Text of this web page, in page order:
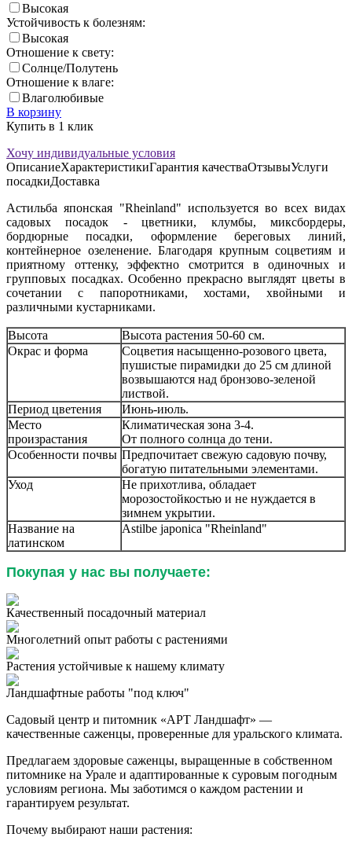
Высокая
Устойчивость к болезням:
Высокая
Отношение к свету:
Солнце/Полутень
Отношение к влаге:
Влаголюбивые
В корзину
Купить в 1 клик
Хочу индивидуальные условия
ОписаниеХарактеристикиГарантия качестваОтзывыУслуги
посадкиДоставка
Астильба японская "Rheinland" используется во всех видах
садовых посадок - цветники, клумбы, миксбордеры,
бордюрные посадки, оформление береговых линий,
контейнерное озеленение. Благодаря крупным соцветиям и
приятному оттенку, эффектно смотрится в одиночных и
групповых посадках. Особенно прекрасно выглядят цветы в
сочетании с папоротниками, хостами, хвойными и
различными кустарниками.
Высота
Высота растения 50-60 см.
Окрас и форма
Соцветия насыщенно-розового цвета,
пушистые пирамидки до 25 см длиной
возвышаются над бронзово-зеленой
листвой.
Период цветения
Июнь-июль.
Место
произрастания
Климатическая зона 3-4.
От полного солнца до тени.
Особенности почвы Предпочитает свежую садовую почву,
богатую питательными элементами.
Уход
Не прихотлива, обладает
морозостойкостью и не нуждается в
зимнем укрытии.
Название на
латинском
Astilbe japonica "Rheinland"
Покупая у нас вы получаете:
Качественный посадочный материал
Многолетний опыт работы с растениями
Растения устойчивые к нашему климату
Ландшафтные работы "под ключ"
Садовый центр и питомник «АРТ Ландшафт» —
качественные саженцы, проверенные для уральского климата.
Предлагаем здоровые саженцы, выращенные в собственном
питомнике на Урале и адаптированные к суровым погодным
условиям региона. Мы заботимся о каждом растении и
гарантируем результат.
Почему выбирают наши растения: